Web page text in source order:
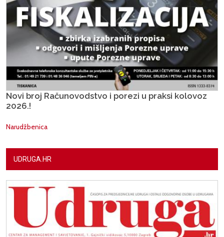
Novi broj Računovodstvo i porezi u praksi kolovoz
2026.!
Narudžbenica
UDRUGA.HR